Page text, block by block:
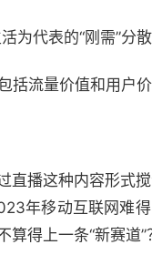
为代表的“刚需”分
括流量价值和用户
直播这种内容形式
年移动互联网难
算得上一条“新赛道”